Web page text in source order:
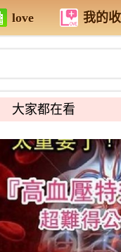
love 我的
大家都在看